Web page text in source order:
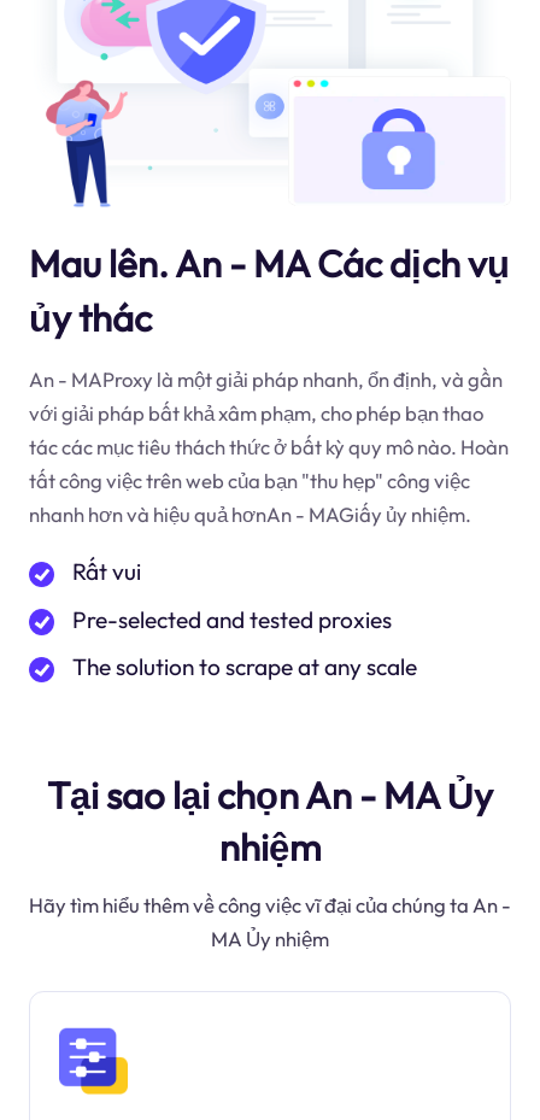
Mau lên. An - MA Các dịch vụ
ủy thác
An - MAProxy là một giải pháp nhanh, ổn định, và gần
với giải pháp bất khả xâm phạm, cho phép bạn thao
tác các mục tiêu thách thức ở bất kỳ quy mô nào. Hoàn
tất công việc trên web của bạn "thu hẹp" công việc
nhanh hơn và hiệu quả hơnAn - MAGiấy ủy nhiệm.
Rất vui
Pre-selected and tested proxies
The solution to scrape at any scale
Tại sao lại chọn An - MA Ủy
nhiệm
Hãy tìm hiểu thêm về công việc vĩ đại của chúng ta An -
MA Ủy nhiệm